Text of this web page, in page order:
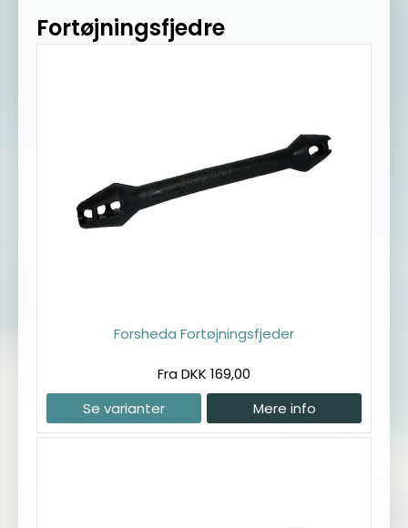
Fortøjningsfjedre
Forsheda Fortøjningsfjeder
Fra DKK 169,00
Se varianter
Mere info